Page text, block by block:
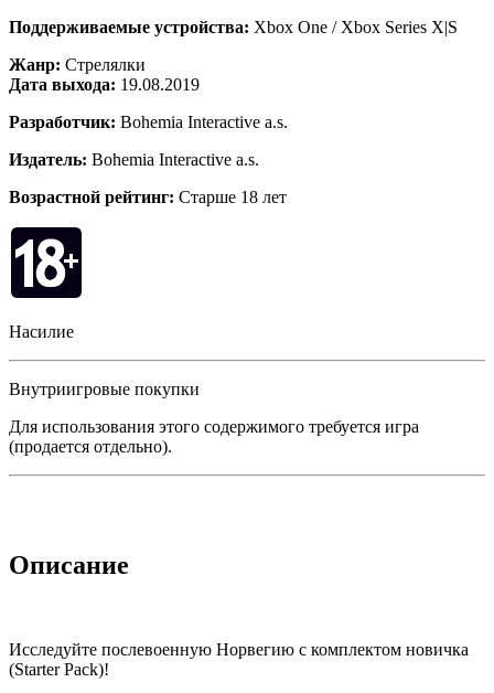
Поддерживаемые устройства: Xbox One / Xbox Series X|S
Жанр: Стрелялки
Дата выхода: 19.08.2019
Разработчик: Bohemia Interactive a.s.
Издатель: Bohemia Interactive a.s.
Возрастной рейтинг: Старше 18 лет
Насилие
Внутриигровые покупки
Для использования этого содержимого требуется игра
(продается отдельно).
Описание
Исследуйте послевоенную Норвегию с комплектом новичка
(Starter Pack)!